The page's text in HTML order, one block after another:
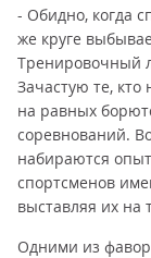
- Обидно, когда
же круге
Тренировочный
Зачастую те, кто
на равных
соревнований.
набираются
спортсменов
выставляя их на
Одними из